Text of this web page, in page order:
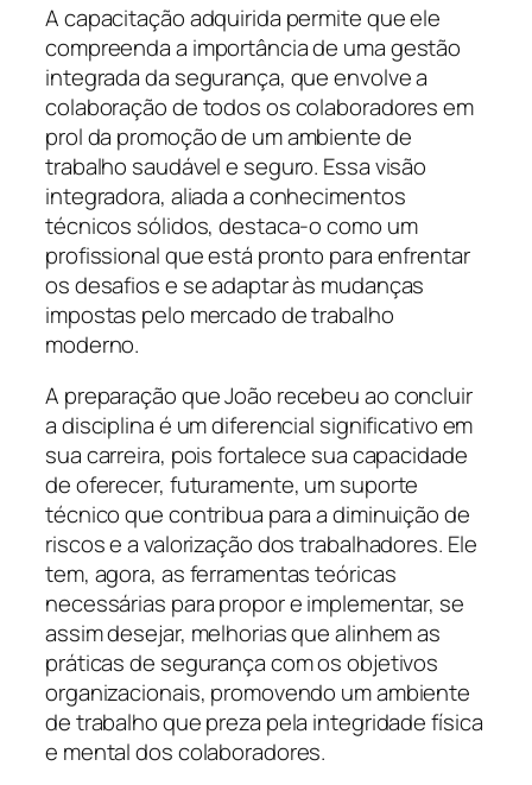
A capacitação adquirida permite que ele
compreenda a importância de uma gestão
integrada da segurança, que envolve a
colaboração de todos os colaboradores em
prol da promoção de um ambiente de
trabalho saudável e seguro. Essa visão
integradora, aliada a conhecimentos
técnicos sólidos, destaca-o como um
profissional que está pronto para enfrentar
os desafios e se adaptar às mudanças
impostas pelo mercado de trabalho
moderno.
A preparação que João recebeu ao concluir
a disciplina é um diferencial significativo em
sua carreira, pois fortalece sua capacidade
de oferecer, futuramente, um suporte
técnico que contribua para a diminuição de
riscos e a valorização dos trabalhadores. Ele
tem, agora, as ferramentas teóricas
necessárias para propor e implementar, se
assim desejar, melhorias que alinhem as
práticas de segurança com os objetivos
organizacionais, promovendo um ambiente
de trabalho que preza pela integridade física
e mental dos colaboradores.